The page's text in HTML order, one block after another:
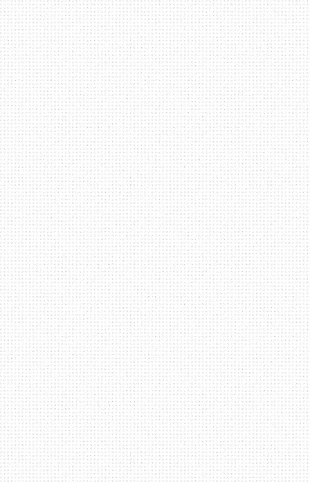
datang lambat dari saya masih boleh
dari saya? Kalau macam ni, datang pukul
boleh renew!!!"
Pegawai 1 menjawab "Saya buat
tu potong barisan".. "Abes, kenapa
kalau sesiapa je boleh masuk potong
Lain kali saya masuk je sini, saya
boleh?!!"
Masa tu orang yang ada dalam
tertumpu pada aku. Nak pikir malu,
malukan, diorang bukan kenal aku.
bersuara, "encik, kalau tak suka,
tempat lain yang encik rasa selesa,
pelanggan macam encik"
"Kalau tak dapat layan pelanggan, tak
pelanggan, jangan buat
pejabat pos nih.." dan aku terus